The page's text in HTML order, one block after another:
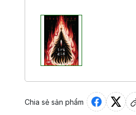
Chia sẻ sản phẩm